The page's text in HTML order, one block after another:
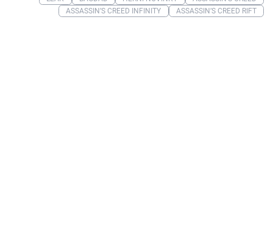
ASSASSIN’S CREED INFINITY
ASSASSIN’S CREED RIFT